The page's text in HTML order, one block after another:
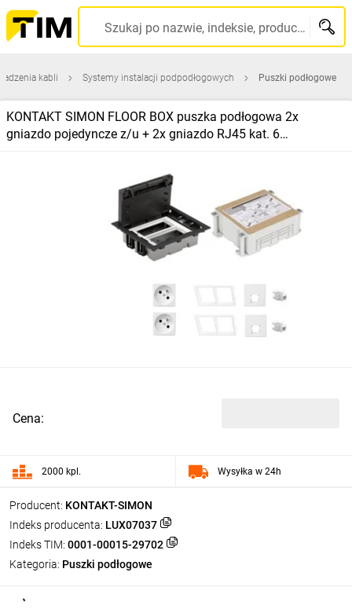
Szukaj po nazwie, indeksie, producencie, kodzie kreskowym...
kabli Systemy instalacji podpodłogowych Puszki podłogowe
KONTAKT SIMON FLOOR BOX puszka podłogowa 2x
gniazdo pojedyncze z/u + 2x gniazdo RJ45 kat. 6
Producent: KONTAKT-SIMON
Indeks producenta: LUX07037
Indeks TIM: 0001-00015-29702
Kategoria: Puszki podłogowe
Cena:
2000 kpl. Wysyłka w 24h